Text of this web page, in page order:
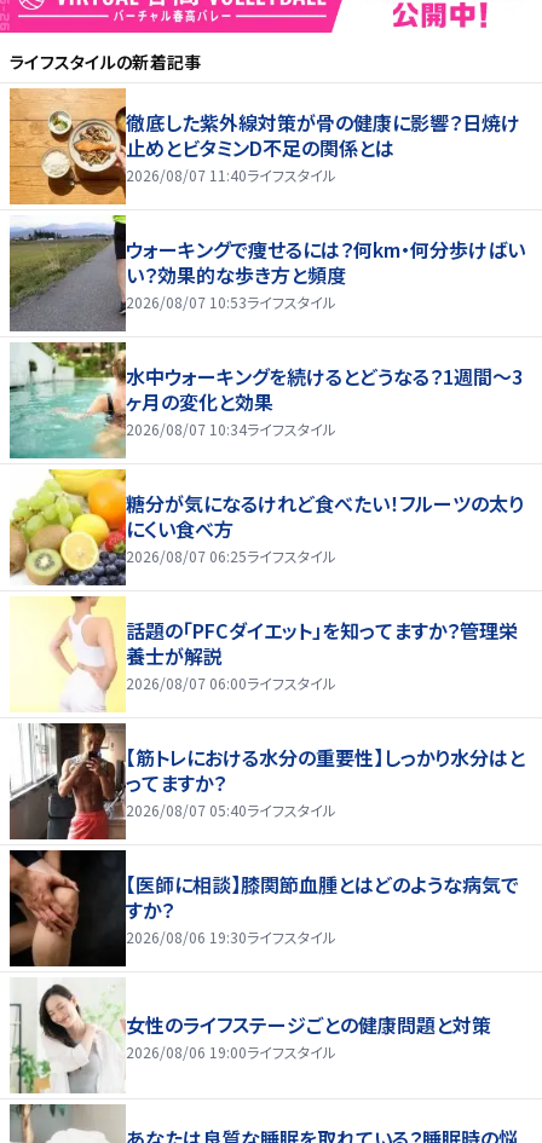
ライフスタイルの新着記事
徹底した紫外線対策が骨の健康に影響？日焼け
止めとビタミンD不足の関係とは
2026/08/07 11:40ライフスタイル
ウォーキングで痩せるには？何km・何分歩けばい
い？効果的な歩き方と頻度
2026/08/07 10:53ライフスタイル
水中ウォーキングを続けるとどうなる？1週間～3
ヶ月の変化と効果
2026/08/07 10:34ライフスタイル
糖分が気になるけれど食べたい！フルーツの太り
にくい食べ方
2026/08/07 06:25ライフスタイル
話題の「PFCダイエット」を知ってますか？管理栄
養士が解説
2026/08/07 06:00ライフスタイル
【筋トレにおける水分の重要性】しっかり水分はと
ってますか？
2026/08/07 05:40ライフスタイル
【医師に相談】膝関節血腫とはどのような病気で
すか？
2026/08/06 19:30ライフスタイル
女性のライフステージごとの健康問題と対策
2026/08/06 19:00ライフスタイル